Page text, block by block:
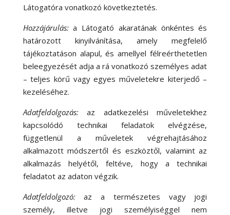
Látogatóra vonatkozó következtetés.
Hozzájárulás:a Látogató akaratának önkéntes és
határozott kinyilvánítása, amely megfelelő
tájékoztatáson alapul, és amellyel félreérthetetlen
beleegyezését adja a rá vonatkozó személyes adat
– teljes körű vagy egyes műveletekre kiterjedő –
kezeléséhez.
Adatfeldolgozás:az adatkezelési műveletekhez
kapcsolódó technikai feladatok elvégzése,
függetlenül a műveletek végrehajtásához
alkalmazott módszertől és eszköztől, valamint az
alkalmazás helyétől, feltéve, hogy a technikai
feladatot az adaton végzik.
Adatfeldolgozó:az a természetes vagy jogi
személy, illetve jogi személyiséggel nem